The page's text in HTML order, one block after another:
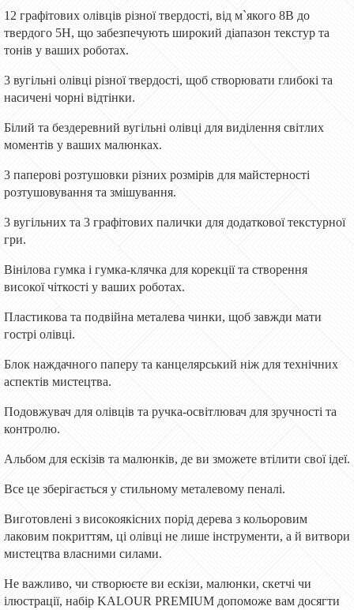
12 графітових олівців різної твердості, від м`якого 8B до
твердого 5H, що забезпечують широкий діапазон текстур та
тонів у ваших роботах.
3 вугільні олівці різноїтвердості, щоб створювати глибокі та
насичені чорні відтінки.
Білий та бездеревний вугільні олівці для виділення світлих
моментів у ваших малюнках.
3 паперові розтушовки різних розмірів для майстерності
розтушовування та змішування.
3 вугільних та 3 графітових палички для додаткової текстурної
гри.
Вінілова гумка і гумка-клячка для корекції та створення
високої чіткості у ваших роботах.
Пластикова та подвійна металева чинки, щоб завжди мати
гострі олівці.
Блок наждачного паперу та канцелярський ніж для технічних
аспектів мистецтва.
Подовжувач для олівців та ручка-освітлювач для зручності та
контролю.
Альбом для ескізів та малюнків, де ви зможете втілити свої ідеї.
Все це зберігається у стильному металевому пеналі.
Виготовлені з високоякісних порід дерева з кольоровим
лаковим покриттям, ці олівці не лише інструменти, а й витвори
мистецтва власними силами.
Не важливо, чи створюєте ви ескізи, малюнки, скетчі чи
ілюстрації, набір KALOUR PREMIUM допоможе вам досягти